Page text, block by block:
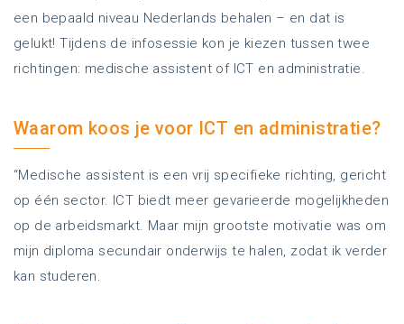
een bepaald niveau Nederlands behalen – en dat is
gelukt! Tijdens de infosessie kon je kiezen tussen twee
richtingen: medische assistent of ICT en administratie.
Waarom koos je voor ICT en administratie?
“Medische assistent is een vrij specifieke richting, gericht
op één sector. ICT biedt meer gevarieerde mogelijkheden
op de arbeidsmarkt. Maar mijn grootste motivatie was om
mijn diploma secundair onderwijs te halen, zodat ik verder
kan studeren.